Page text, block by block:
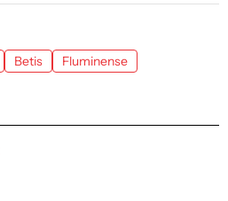
Betis
Fluminense